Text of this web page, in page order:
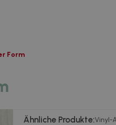
Form
Ähnliche Produkte:Vinyl-